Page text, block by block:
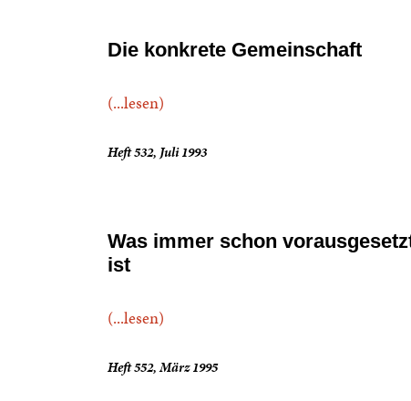
Die konkrete Gemeinschaft
(...lesen)
Heft 532, Juli 1993
Was immer schon
ist
(...lesen)
Heft 552, März 1995